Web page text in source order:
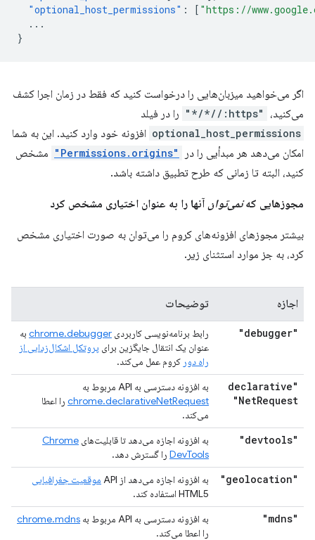
"optional_host_permissions" : [ "https://
...
}
اگر می‌خواهید میزبان‌هایی را درخواست کنید که فقط در زمان اجرا کشف
می‌کنید،
"https://*/*" را در فیلد
optional_host_permissions افزونه خود وارد کنید. این به شما
امکان می‌دهد هر مبدأیی را در
"Permissions.origins"
مشخص
کنید، البته تا زمانی که طرح تطبیق داشته باشد.
مجوزهایی کهنمی‌توان آنها را به عنوان اختیاری مشخص کرد
بیشتر مجوزهای افزونه‌های کروم را می‌توان به صورت اختیاری مشخص
کرد، به جز موارد استثنای زیر.
اجازه توضیحات
"debugger" رابط برنامه‌نویسی کاربردی chrome.debugger به
عنوان یک انتقال جایگزین برای پروتکل اشکال‌زدایی از
راه دور کروم عمل می‌کند.
"declarative
NetRequest"
به افزونه دسترسی به API مربوط به
chrome.declarativeNetRequest را اعطا
می‌کند.
"devtools" به افزونه اجازه می‌دهد تا قابلیت‌های Chrome
DevTools را گسترش دهد.
"geolocation" به افزونه اجازه می‌دهد از API
موقعیت جغرافیایی
HTML5 استفاده کند.
"mdns" به افزونه دسترسی به API مربوط به
chrome.mdns
را اعطا می‌کند.